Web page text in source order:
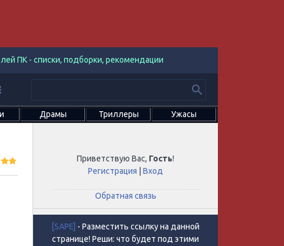
ПК - списки, подборки, рекомендации
Драмы Триллеры Ужасы
Приветствую Вас, Гость!
Регистрация |Вход
Обратная связь
[SAPE] - Разместить ссылку на данной
странице! Реши: что будет под этими